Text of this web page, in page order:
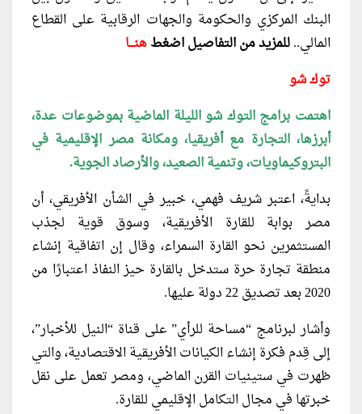
البنك المركزي والحكومة والجهات الرقابية على القطاع
المالي..للمزيد من التفاصيل اضغطهنـــا
توك شو
اهتمت برامج التوك شو الليلة الماضية بموضوعات عدة،
أبرزها، التجارة مع أفريقيا، ومكانة مصر الإقليمية في
البتروكيماويات، وتنمية الصعيد، والأرصاد الجوية.
بدايةً، اعتبر شريف فهمي، خبير في الشأن الأفريقي، أن
مصر بوابة للقارة الأفريقية، وسوق قوية لجذب
المستثمرين نحو القارة السمراء، وقال إن اتفاقية إنشاء
منطقة تجارة حرة ستدخل بالقارة حيز النفاذ اعتبارًا من
2020 بعد تصديق 22 دولة عليها.
وأشار لبرنامج “مساحة للرأي” على قناة “النيل للأخبار”،
إلى قِدم فكرة إنشاء الكيانات الأفريقية الاقتصادية، والتي
ظهرت في ستينيات القرن الماضي، ومصر تعمل على نقل
خبرتها في مجال التكامل الإقليمي للقارة.